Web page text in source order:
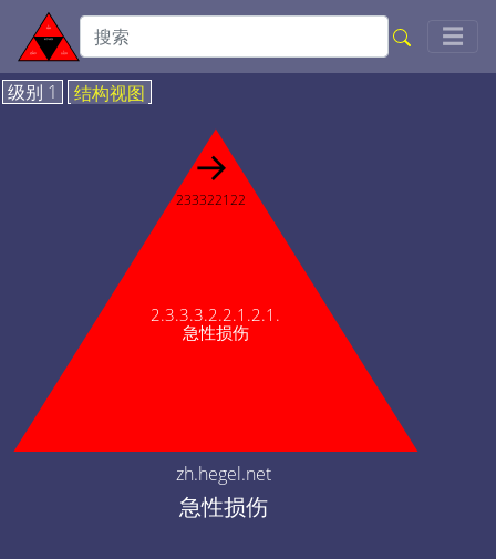
☰
级别 1 结构视图
2.3.3.3.2.2.1.2.1.
急性损伤
→
233322122
zh.hegel.net
急性损伤